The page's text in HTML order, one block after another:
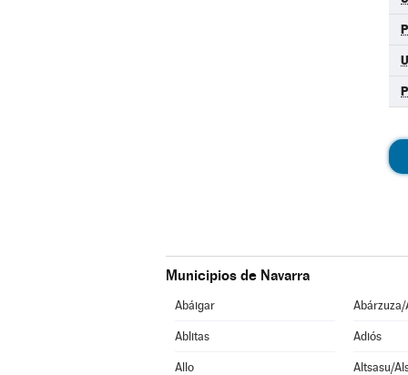
Municipios de Navarra
Abáigar Abárzuza/
Ablitas Adiós
Allo Altsasu/